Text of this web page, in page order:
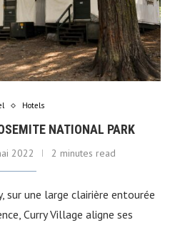
Hotels
NATIONAL PARK
2022 2 minutes read
sur une large clairière entourée
Curry Village aligne ses